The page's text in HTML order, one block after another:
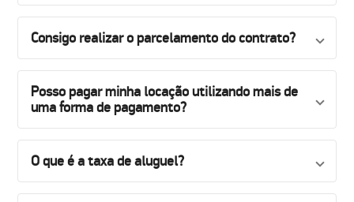
Consigo realizar o parcelamento do contrato?
Posso pagar minha locação utilizando mais de
uma forma de pagamento?
O que é a taxa de aluguel?